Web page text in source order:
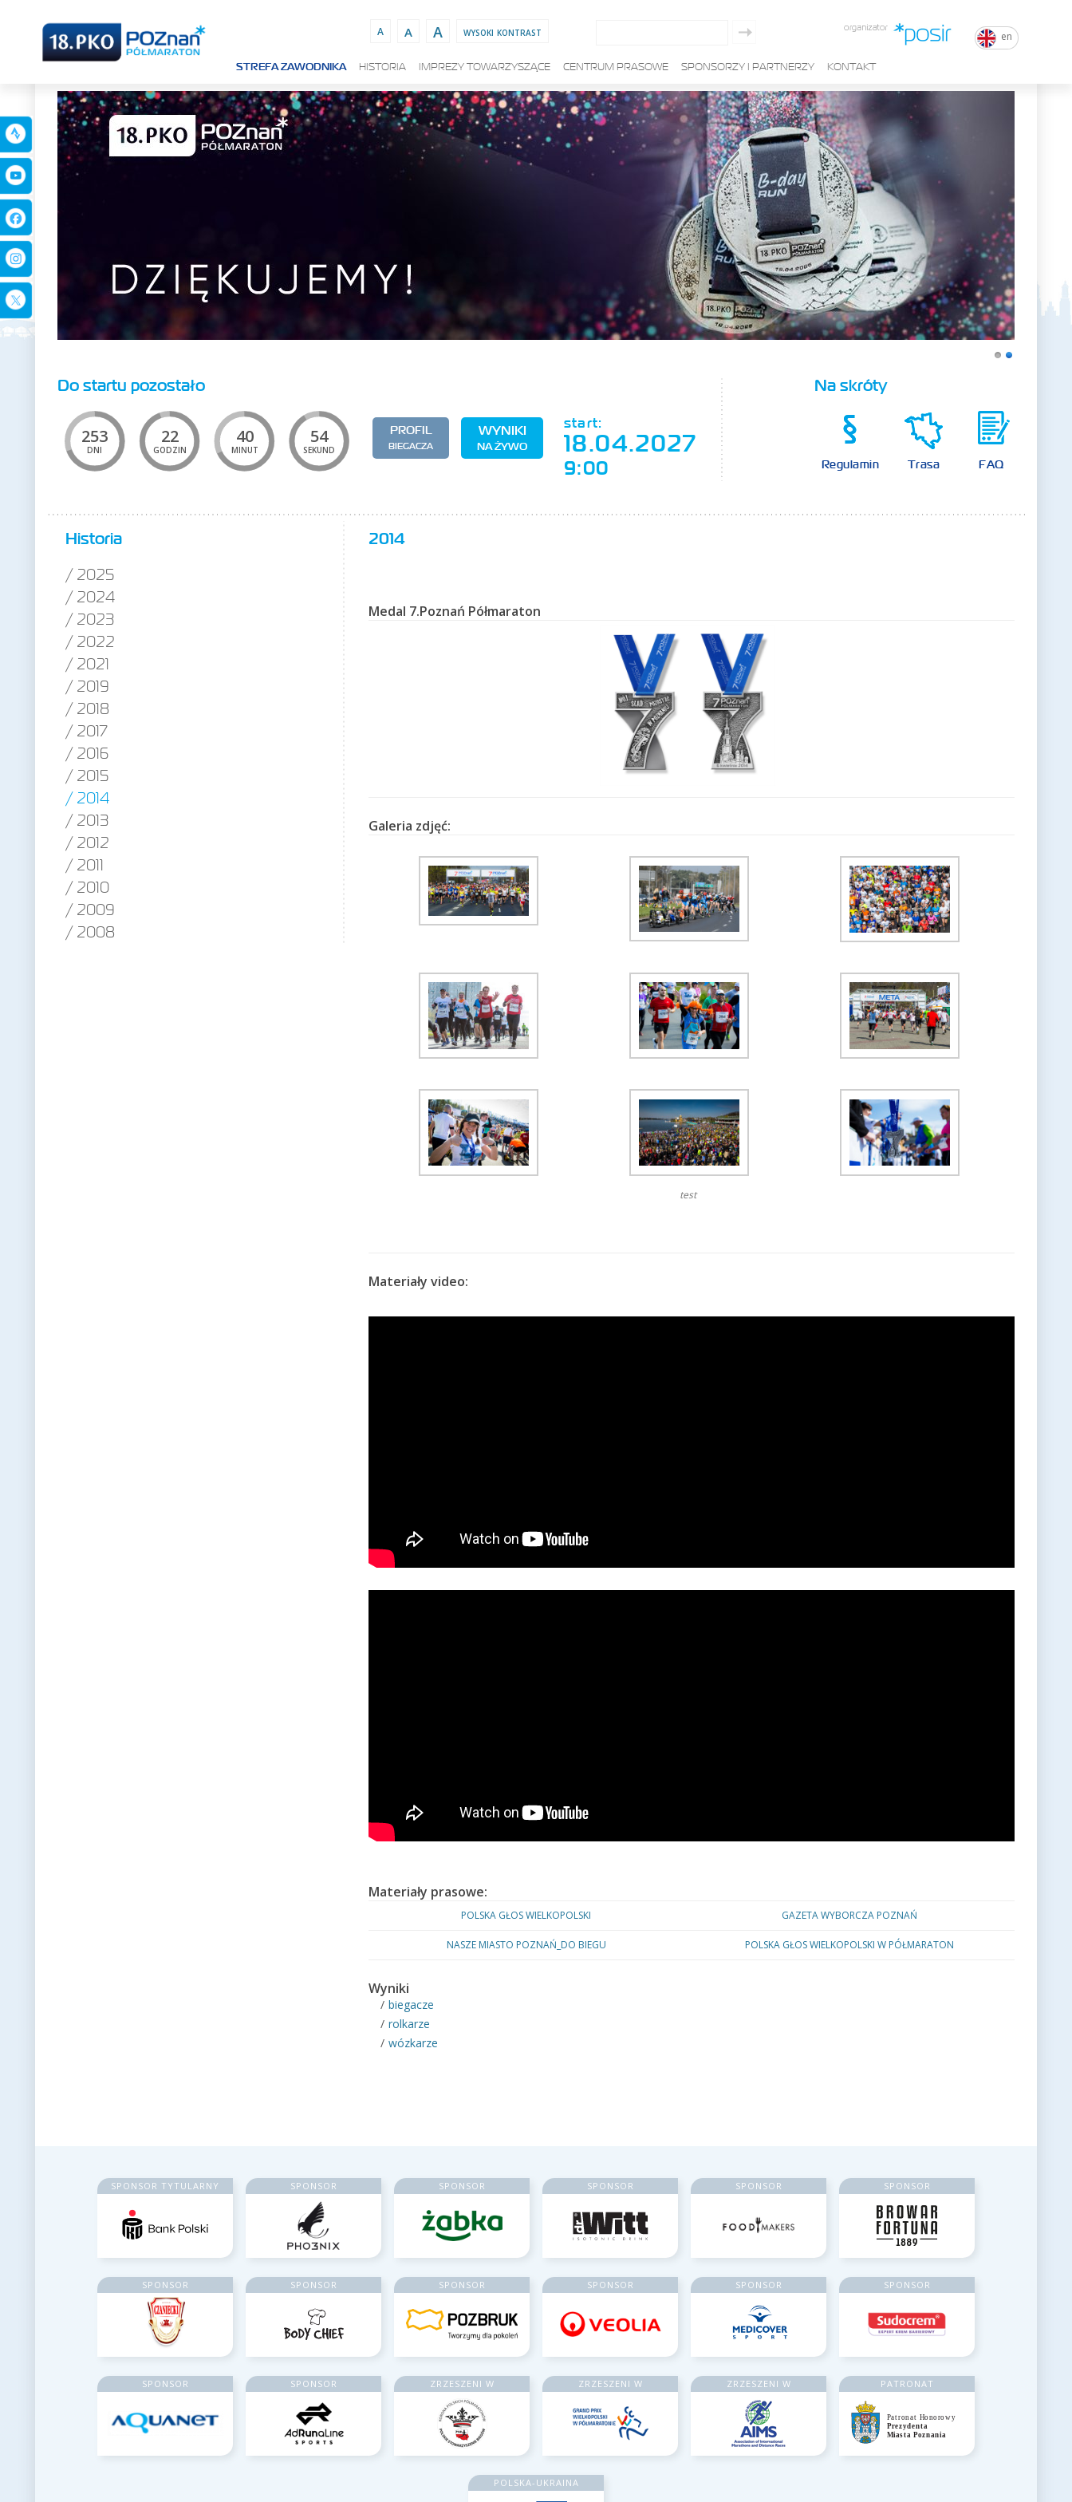
A A A wysoki kontrast en
STREFA ZAWODNIKA HISTORIA IMPREZY TOWARZYSZĄCE CENTRUM PRASOWE SPONSORZY I PARTNERZY KONTAKT
Do startu pozostało
DNI
253
GODZIN
22
MINUT
40
SEKUND
54 PROFIL
BIEGACZA
WYNIKI
NA ŻYWO
start:
18.04.2027
9:00
Na skróty
Regulamin Trasa FAQ
Historia
2025
2024
2023
2022
2021
2019
2018
2017
2016
2015
2014
2013
2012
2011
2010
2009
2008
2014
Medal 7.Poznań Półmaraton
Galeria zdjęć:
test
Materiały video:
Materiały prasowe:
POLSKA GŁOS WIELKOPOLSKI GAZETA WYBORCZA POZNAŃ
NASZE MIASTO POZNAŃ_DO BIEGU POLSKA GŁOS WIELKOPOLSKI W PÓŁMARATON
Wyniki
biegacze
rolkarze
wózkarze
SPONSOR TYTULARNY SPONSOR SPONSOR SPONSOR SPONSOR SPONSOR
SPONSOR SPONSOR SPONSOR SPONSOR SPONSOR SPONSOR
SPONSOR SPONSOR ZRZESZENI W ZRZESZENI W ZRZESZENI W PATRONAT
POLSKA-UKRAINA